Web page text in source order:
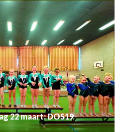
22 maart: DOS19